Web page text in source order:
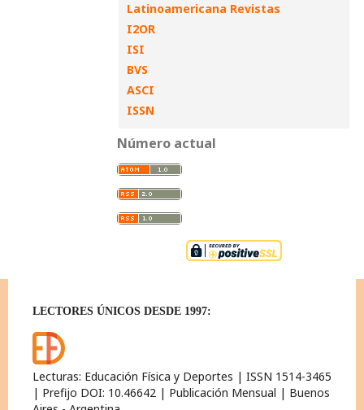
Latinoamericana Revistas
I2OR
ISI
BVS
ASCI
ISSN
Número actual
LECTORES ÚNICOS DESDE 1997:
Lecturas: Educación Física y Deportes | ISSN 1514-3465
| Prefijo DOI: 10.46642 | Publicación Mensual | Buenos